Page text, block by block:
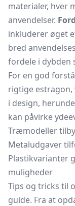
materialer, hver
anvendelser.
inkluderer øget
bred
fordele i dybden
For en god
rigtige estragon,
i design,
kan påvirke
Træmodeller
Metaludgaver
Plastikvarianter
muligheder
Tips og tricks til
guide. Fra at